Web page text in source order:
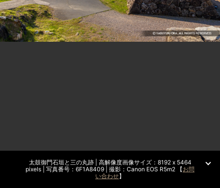
太鼓御門石垣と三の丸跡 | 高解像度画像サイズ：8192 x 5464
pixels | 写真番号：6F1A8409 | 撮影：Canon EOS R5m2 【お問
い合わせ】